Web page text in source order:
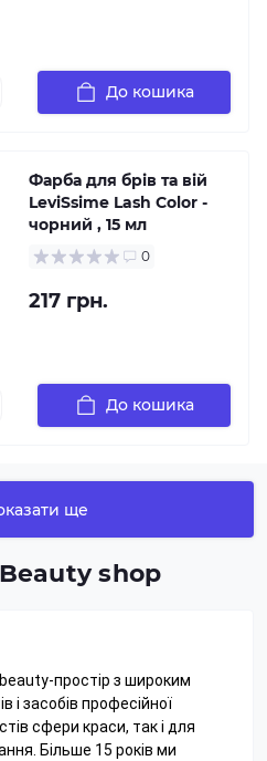
До кошика
Фарба для брів та вій
LeviSsime Lash Color -
чорний , 15 мл
0
217 грн.
До кошика
ще
shop
простір з широким
і засобів професійної
сфери краси, так і для
Більше 15 років ми